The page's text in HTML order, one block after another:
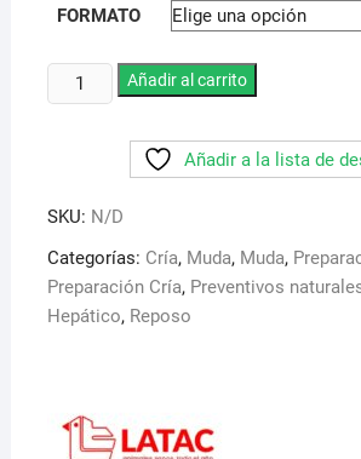
precios:
desde
hasta
25,95 €
FORMATO
Calcicolina-
P
y
Fósforo)
cantidad
Añadir al carrito
Añadir a la lista de
SKU: N/D
Categorías: Cría, Muda, Muda,
Preparación Cría, Preventivos
Hepático, Reposo